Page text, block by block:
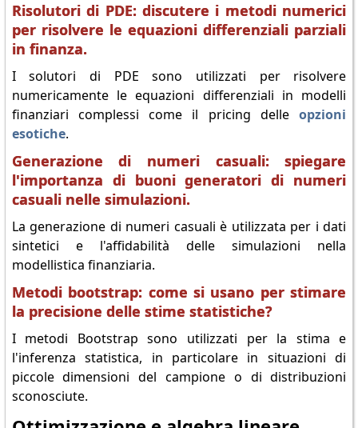
Risolutori di PDE: discutere i metodi numerici
per risolvere le equazioni differenziali parziali
in finanza.
I solutori di PDE sono utilizzati per risolvere
numericamente le equazioni differenziali in modelli
finanziari complessi come il pricing delleopzioni
esotiche.
Generazione di numeri casuali: spiegare
l'importanza di buoni generatori di numeri
casuali nelle simulazioni.
La generazione di numeri casuali è utilizzata per i dati
sintetici e l'affidabilità delle simulazioni nella
modellistica finanziaria.
Metodi bootstrap: come si usano per stimare
la precisione delle stime statistiche?
I metodi Bootstrap sono utilizzati per la stima e
l'inferenza statistica, in particolare in situazioni di
piccole dimensioni del campione o di distribuzioni
sconosciute.